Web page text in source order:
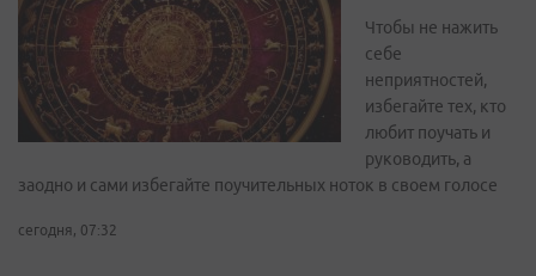
Чтобы не нажить
себе
неприятностей,
избегайте тех, кто
любит поучать и
руководить, а
заодно и сами избегайте поучительных ноток в своем голосе
сегодня, 07:32